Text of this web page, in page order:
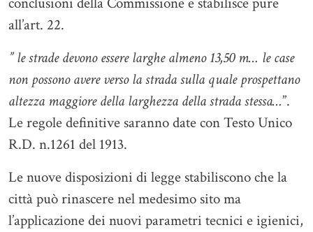
all’art. 22.
” le strade devono essere larghe almeno 13,50 m… le case
non possono avere verso la strada sulla quale prospettano
altezza maggiore della larghezza della strada stessa…”.
Le regole definitive saranno date con Testo Unico
R.D. n.1261 del 1913.
Le nuove disposizioni di legge stabiliscono che la
città può rinascere nel medesimo sito ma
l’applicazione dei nuovi parametri tecnici e igienici,